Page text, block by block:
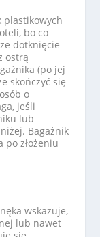
plastikowych
bo co
dotknięcie
ostrą
(po jej
skończyć się
o
jeśli
lub
Bagażnik
po złożeniu
wskazuje,
lub nawet